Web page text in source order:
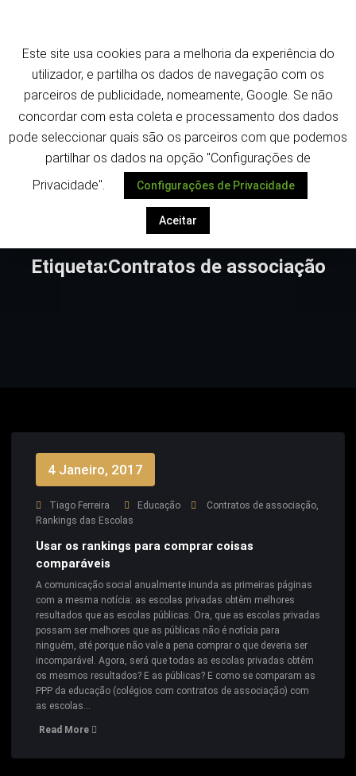
conteúdo
Despoletar
Etiqueta:Contratos de associação
4 Janeiro, 2017
Tiago Ferreira Educação Contratos de associação,
Rankings das Escolas
Usar os rankings para comprar coisas
comparáveis
A comunicação social anualmente inunda as primeiras páginas
com a mesma notícia: as escolas privadas obtêm melhores
resultados que as escolas públicas. Ora, que as escolas privadas
possam ser melhores que as públicas não é notícia para
ninguém, até porque não vale a pena comprar o que deveria ser
incomparável. Agora, será que todas as escolas privadas obtêm
os mesmos resultados? E as públicas? E como se comparam as
PPP da educação (colégios com contratos de associação) com
as escolas…
Read More
Este site usa cookies para a melhoria da experiência do
utilizador, e partilha os dados de navegação com os
parceiros de publicidade, nomeamente, Google. Se não
concordar com esta coleta e processamento dos dados
pode seleccionar quais são os parceiros com que podemos
partilhar os dados na opção "Configurações de
Privacidade".
Configurações de Privacidade
Aceitar